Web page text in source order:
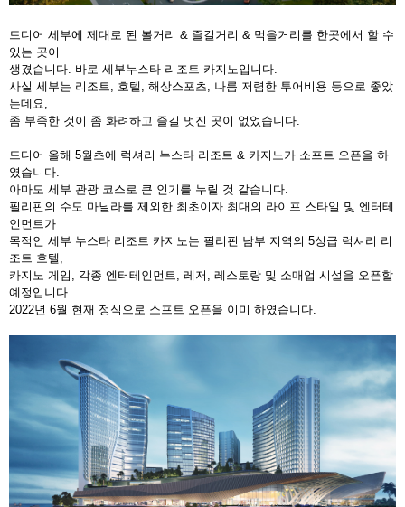
드디어 세부에 제대로 된 볼거리 & 즐길거리 & 먹을거리를 한곳에서 할 수
있는 곳이
생겼습니다. 바로 세부누스타 리조트 카지노입니다.
사실 세부는 리조트, 호텔, 해상스포츠, 나름 저렴한 투어비용 등으로 좋았
는데요,
좀 부족한 것이 좀 화려하고 즐길 멋진 곳이 없었습니다.
드디어 올해 5월초에 럭셔리 누스타 리조트 & 카지노가 소프트 오픈을 하
였습니다.
아마도 세부 관광 코스로 큰 인기를 누릴 것 같습니다.
필리핀의 수도 마닐라를 제외한 최초이자 최대의 라이프 스타일 및 엔터테
인먼트가
목적인 세부 누스타 리조트 카지노는 필리핀 남부 지역의 5성급 럭셔리 리
조트 호텔,
카지노 게임, 각종 엔터테인먼트, 레저, 레스토랑 및 소매업 시설을 오픈할
예정입니다.
2022년 6월 현재 정식으로 소프트 오픈을 이미 하였습니다.